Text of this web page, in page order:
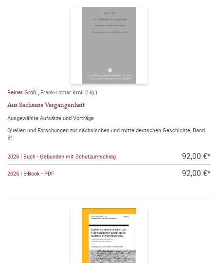
Reiner Groß , Frank-Lothar Kroll (Hg.)
Aus Sachsens Vergangenheit
Ausgewählte Aufsätze und Vorträge
Quellen und Forschungen zur sächsischen und mitteldeutschen Geschichte, Band
51
2025 | Buch - Gebunden mit Schutzumschlag 92,00 €*
2025 | E-Book - PDF 92,00 €*